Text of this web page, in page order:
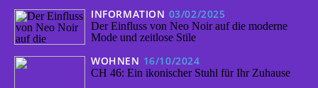
INFORMATION 03/02/2025
Der Einfluss von Neo Noir auf die moderne
Mode und zeitlose Stile
WOHNEN 16/10/2024
CH 46: Ein ikonischer Stuhl für Ihr Zuhause